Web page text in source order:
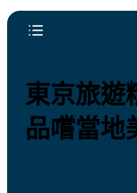
東京旅遊
品嚐當地